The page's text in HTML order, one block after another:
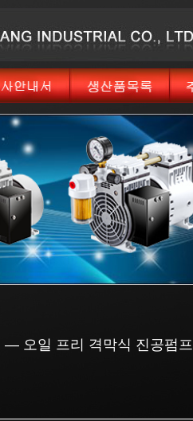
— 오일 프리 격막식 진공펌프